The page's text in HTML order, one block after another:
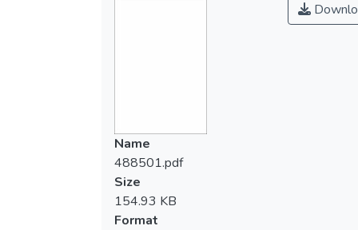
Name
488501.pdf
Size
154.93 KB
Format